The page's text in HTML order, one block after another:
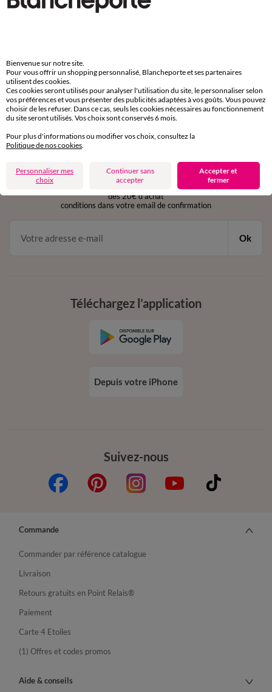
Livraison express
sous 30 jours avec Mondial Relay uniquement
Service clients
par chat et par téléphone
de 8h00 à 20h00 du lundi au samedi
en vous inscrivant à la newsletter
dès 20€ d’achat
conditions dans votre email de confirmation
Ok
Suivez-nous
Téléchargez l’application
Depuis votre iPhone
Commande
Commander par référence catalogue
Livraison
Retours gratuits en Point Relais®
Paiement
Carte 4 Etoiles
(1) Offres et codes promos
Aide & conseils
Bienvenue sur notre site.
Pour vous offrir un shopping personnalisé, Blancheporte et ses partenaires
utilisent des cookies.
Ces cookies seront utilisés pour analyser l'utilisation du site, le personnaliser selon
vos préférences et vous présenter des publicités adaptées à vos goûts. Vous pouvez
choisir de les refuser. Dans ce cas, seuls les cookies nécessaires au fonctionnement
du site seront utilisés. Vos choix sont conservés 6 mois.
Pour plus d'informations ou modifier vos choix, consultez la
Politique de nos cookies
Personnaliser mes
choix
Continuer sans
accepter
Accepter et
fermer